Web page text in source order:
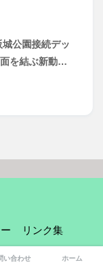
公園接続デッ
を結ぶ新動…
リンク集
い合わせ ホーム